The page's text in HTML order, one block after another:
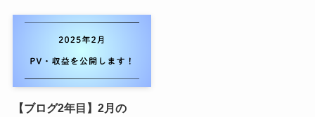
【ブログ2年目】2月の